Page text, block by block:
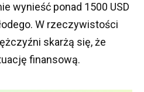
wynieść ponad 1500 USD
W rzeczywistości
skarżą się, że
finansową.